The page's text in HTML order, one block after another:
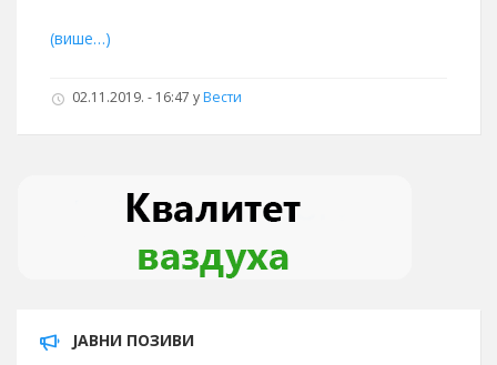
(више…)
02.11.2019. - 16:47 уВести
ЈАВНИ ПОЗИВИ